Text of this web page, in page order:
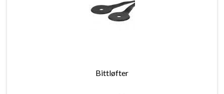
Bittløfter